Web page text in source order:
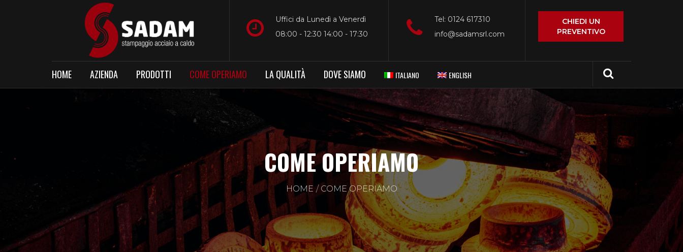
CHIEDI UN
PREVENTIVO
Tel: 0124 617310
info@sadamsrl.com
Uffici da Lunedì a Venerdì
08:00 - 12:30 14:00 - 17:30
HOME AZIENDA PRODOTTI COME OPERIAMO LA QUALITÀ DOVE SIAMO ITALIANO ENGLISH
COME OPERIAMO
HOME COME OPERIAMO